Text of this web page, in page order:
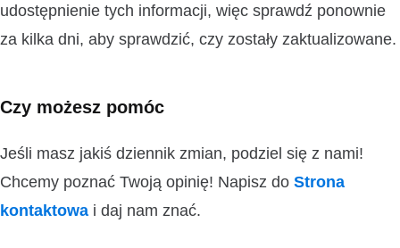
udostępnienie tych informacji, więc sprawdź ponownie
za kilka dni, aby sprawdzić, czy zostały zaktualizowane.
Czy możesz pomóc
Jeśli masz jakiś dziennik zmian, podziel się z nami!
Chcemy poznać Twoją opinię! Napisz do Strona
kontaktowa i daj nam znać.